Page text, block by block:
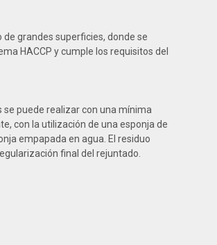
grandes superficies, donde se
HACCP y cumple los requisitos del
se puede realizar con una mínima
con la utilización de una esponja de
empapada en agua. El residuo
final del rejuntado.